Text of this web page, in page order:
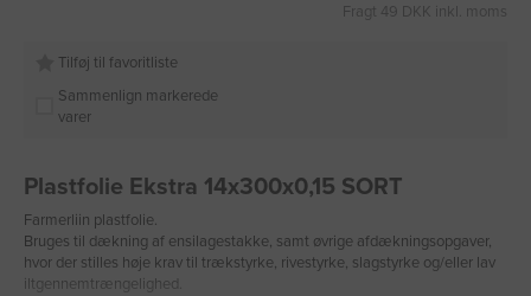
Fragt 49 DKK inkl. moms
Tilføj til favoritliste
Sammenlign markerede
varer
Plastfolie Ekstra 14x300x0,15 SORT
Farmerliin plastfolie.
Bruges til dækning af ensilagestakke, samt øvrige afdækningsopgaver,
hvor der stilles høje krav til trækstyrke, rivestyrke, slagstyrke og/eller lav
iltgennemtrængelighed.